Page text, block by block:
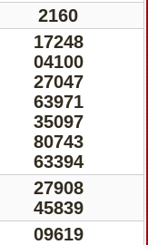
2160
17248
04100
27047
63971
35097
80743
63394
27908
45839
09619